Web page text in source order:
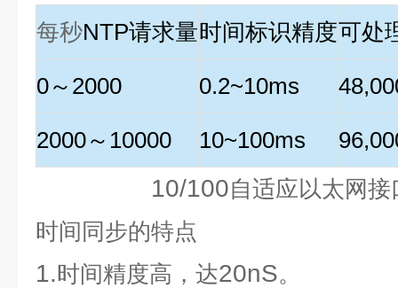
每秒NTP请求量时间标识精度可处
0～ 2000 0.2~10ms
2000～ 10000 10~100ms
10/100自适应以太网接
时间同步的特点
1.时间精度高，达20nS。